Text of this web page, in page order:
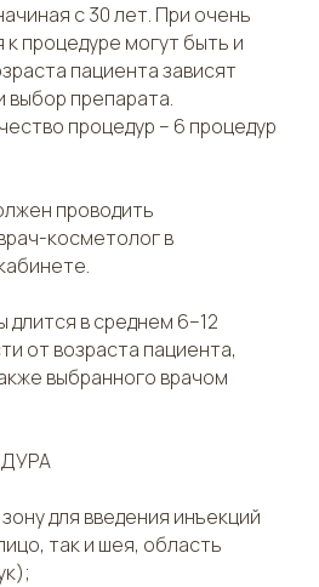
с 30 лет. При очень
процедуре могут быть и
пациента зависят
выбор препарата.
процедур – 6 процедур
проводить
косметолог в
в среднем 6–12
от возраста пациента,
выбранного врачом
для введения инъекций
так и шея, область